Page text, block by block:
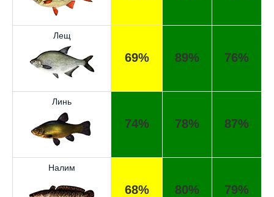
Лещ
69% 89% 76%
Линь
74% 78% 87%
Налим
68% 80% 79%
Отличный прогноз клёва! Сегодня поймал
щуку весом 5 кг.